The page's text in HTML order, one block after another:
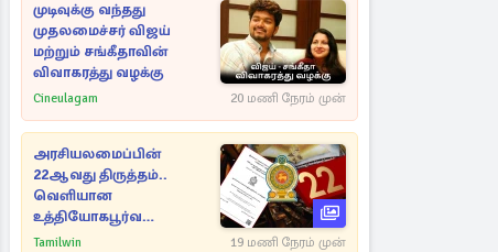
முடிவுக்கு வந்தது
முதலமைச்சர் விஜய்
மற்றும் சங்கீதாவின்
விவாகரத்து வழக்கு
Cineulagam 20 மணி நேரம் முன்
அரசியலமைப்பின்
22ஆவது திருத்தம்..
வெளியான
உத்தியோகபூர்வ
அறிவிப்பு!
Tamilwin 19 மணி நேரம் முன்